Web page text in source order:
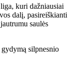
kuri dažniausiai
dalį, pasireiškianti
saulės
silpnesnio